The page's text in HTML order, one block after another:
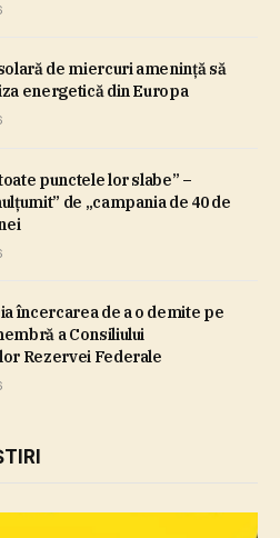
de miercuri ameninţă să
energetică din Europa
punctele lor slabe” –
de „campania de 40 de
încercarea de a o demite pe
a Consiliului
Rezervei Federale